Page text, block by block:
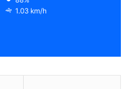
1.03 km/h